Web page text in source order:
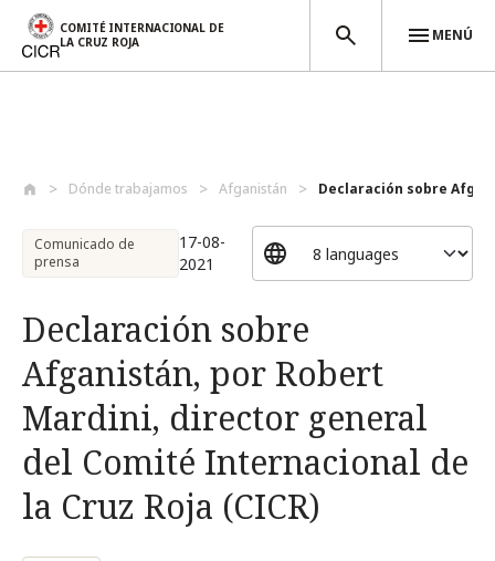
COMITÉ INTERNACIONAL DE
LA CRUZ ROJA
MENÚ
Dónde trabajamos Afganistán Declaración sobre
Comunicado de
prensa
17-08-
2021
Declaración sobre
Afganistán, por Robert
Mardini, director general
del Comité Internacional de
la Cruz Roja (CICR)